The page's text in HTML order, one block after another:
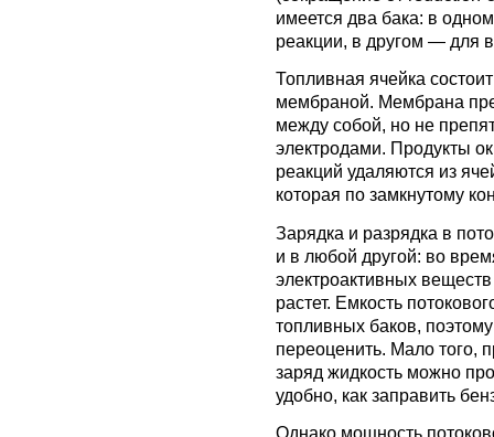
имеется два бака: в
реакции, в другом — для
Топливная ячейка
мембраной. Мембрана
между собой, но не
электродами. Продукты
реакций удаляются из
которая по замкнутому
Зарядка и разрядка в
и в любой другой: во
электроактивных
растет. Емкость
топливных баков,
переоценить. Мало того,
заряд жидкость можно
удобно, как заправить
Однако мощность